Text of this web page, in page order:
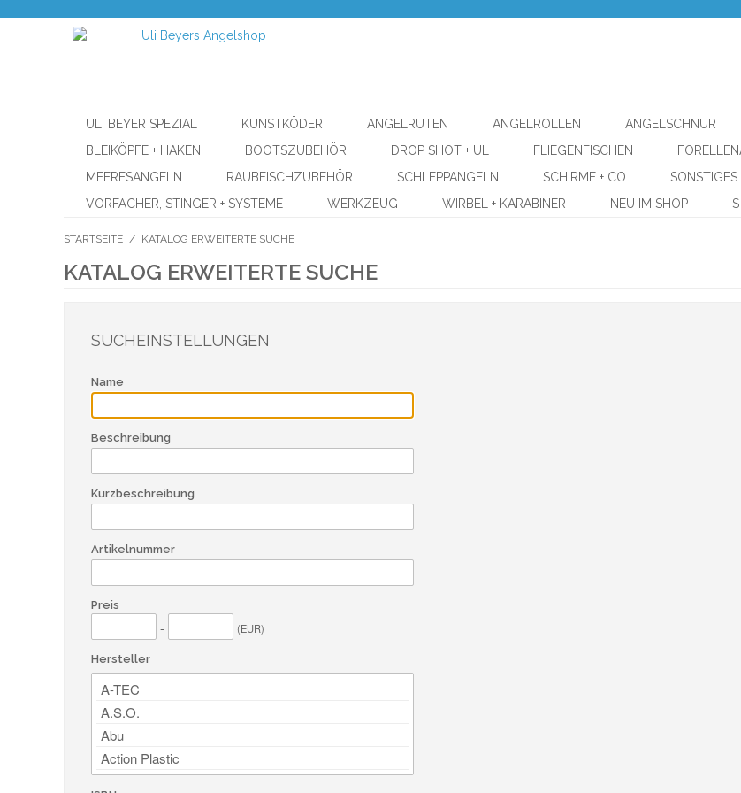
ULI BEYER SPEZIAL KUNSTKÖDER ANGELRUTEN ANGELROLLEN ANGELSCHNUR
BLEIKÖPFE + HAKEN
BOOTSZUBEHÖR DROP SHOT + UL FLIEGENFISCHEN
MEERESANGELN
RAUBFISCHZUBEHÖR SCHLEPPANGELN SCHIRME + CO SONSTIGES
VORFÄCHER, STINGER + SYSTEME
WERKZEUG WIRBEL + KARABINER NEU IM SHOP
STARTSEITE / KATALOG ERWEITERTE SUCHE
KATALOG ERWEITERTE SUCHE
SUCHEINSTELLUNGEN
Name
Beschreibung
Kurzbeschreibung
Artikelnummer
Preis
- (EUR)
Hersteller